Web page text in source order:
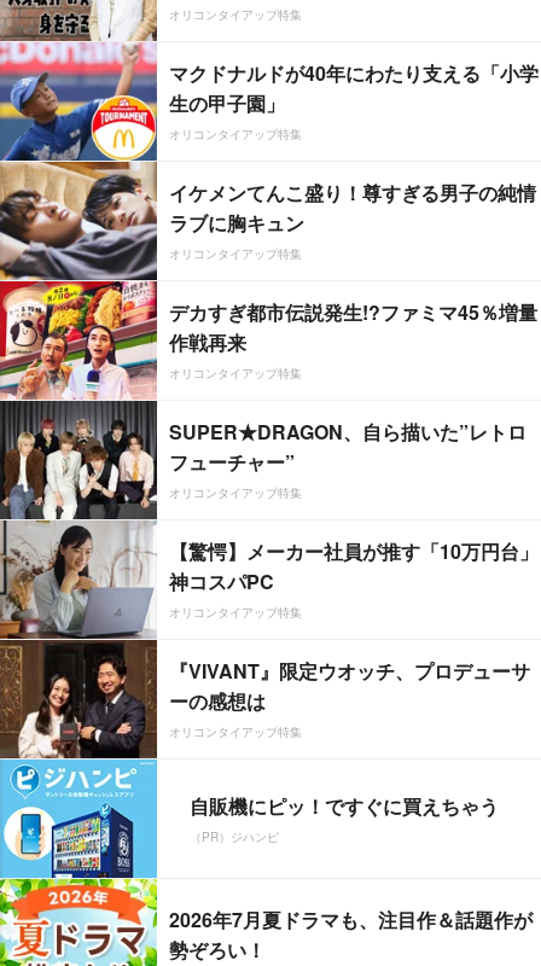
オリコンタイアップ特集
マクドナルドが40年にわたり支える「小学
生の甲子園」
オリコンタイアップ特集
イケメンてんこ盛り！尊すぎる男子の純情
ラブに胸キュン
オリコンタイアップ特集
デカすぎ都市伝説発生!?ファミマ45％増量
作戦再来
オリコンタイアップ特集
SUPER★DRAGON、自ら描いた”レトロ
フューチャー”
オリコンタイアップ特集
【驚愕】メーカー社員が推す「10万円台」
神コスパPC
オリコンタイアップ特集
『VIVANT』限定ウオッチ、プロデューサ
ーの感想は
オリコンタイアップ特集
自販機にピッ！ですぐに買えちゃう
（PR）ジハンピ
2026年7月夏ドラマも、注目作＆話題作が
勢ぞろい！